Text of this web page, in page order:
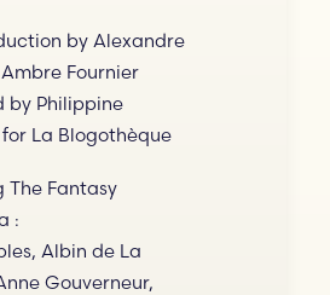
by Alexandre
Fournier
by Philippine
La Blogothèque
The Fantasy
:
Albin de La
Gouverneur,